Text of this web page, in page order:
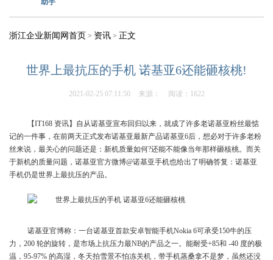
助手
浙江企业新闻网首页 > 资讯 > 正文
世界上最抗压的手机 诺基亚6还能砸核桃!
2021-02-25 07:11:50 来源： 阅读：1622
【IT168 资讯】自从诺基亚宣布回归以来，就成了许多老诺基亚粉丝最惦
记的一件事，在前两天正式发布诺基亚最新产品诺基亚6后，想必对于许多老粉
丝来说，最关心的问题还是：新机质量如何?还能不能像当年那样砸核桃。而关
于新机的质量问题，诺基亚官方微博@诺基亚手机也给出了明确答复：诺基亚
手机仍是世界上最抗压的产品。
诺基亚官博称：一台诺基亚首款安卓智能手机Nokia 6可承受150牛的压
力，200 轮的旋转，是市场上抗压力最NB的产品之一。能耐受+85和 -40 度的极
温，95-97% 的高湿，冬天拍雪景不怕冻关机，带手机蒸桑拿不是梦，虽然还没